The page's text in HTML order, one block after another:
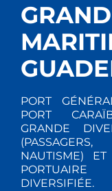
PORT
PORT
GRANDE
NAUTISME)
PORTUAIRE
DIVERSIFIÉE.